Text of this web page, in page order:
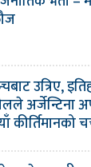
उत्रिए,
अर्जेन्टिना
कीर्तिमानको